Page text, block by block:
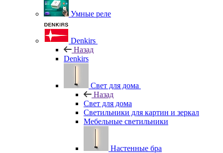
Умные реле
Denkirs
Назад
Denkirs
Свет для дома
Назад
Свет для дома
Светильники для картин и зеркал
Мебельные светильники
Настенные бра